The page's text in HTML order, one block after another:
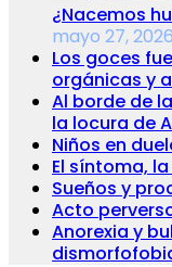
¿Nacemos
mayo 27, 2026
Los goces
orgánicas y
Al borde de
la locura de
Niños en
El síntoma,
Sueños y
Acto
Anorexia y